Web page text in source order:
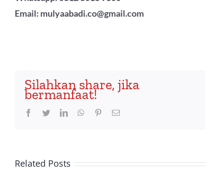
Email: mulyaabadi.co@gmail.com
Silahkan share, jika
bermanfaat!
Facebook
TwitterLinkedInWhatsApp
PinterestEmail
Related Posts